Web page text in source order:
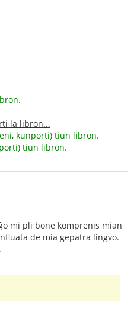
la libron...
kunporti) tiun libron.
tiun libron.
mi pli bone komprenis mian
de mia gepatra lingvo.